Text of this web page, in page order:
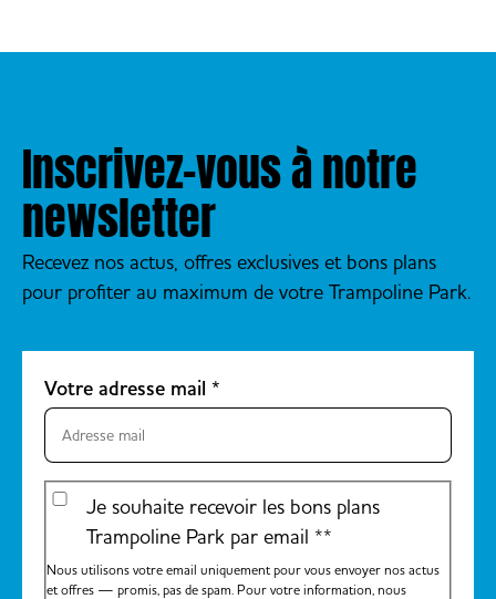
Inscrivez-vous à notre
newsletter
Recevez nos actus, offres exclusives et bons plans
pour profiter au maximum de votre Trampoline Park.
Votre adresse mail *
Je souhaite recevoir les bons plans
Trampoline Park par email **
Nous utilisons votre email uniquement pour vous envoyer nos actus
et offres — promis, pas de spam. Pour votre information, nous